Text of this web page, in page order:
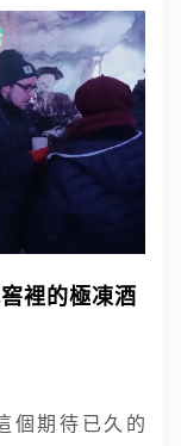
裡的極凍酒
個期待已久的